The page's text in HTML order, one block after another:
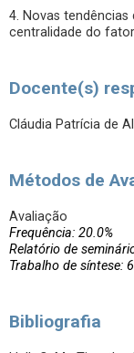
4. Novas
centralidade do
Docente(s)
Cláudia Patrícia de
Métodos de
Avaliação
Frequência: 20.0%
Relatório de
Trabalho de síntese:
Bibliografia